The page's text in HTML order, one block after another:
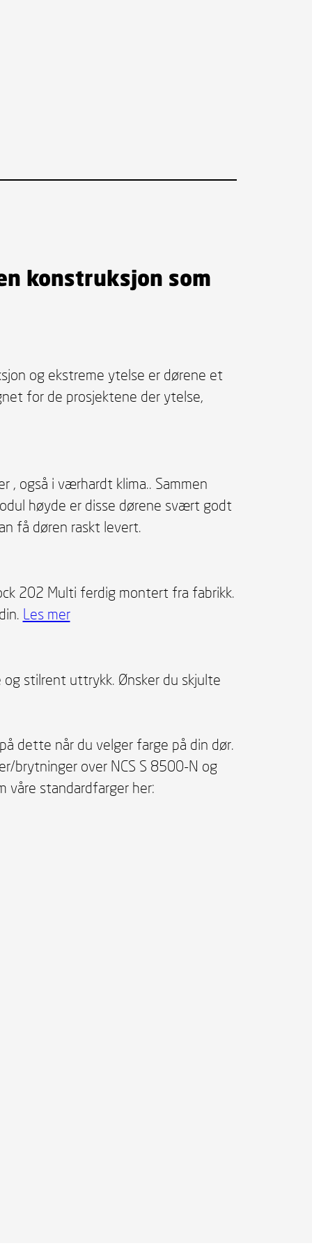
konstruksjon som
og ekstreme ytelse er dørene et
for de prosjektene der ytelse,
, også i værhardt klima.. Sammen
høyde er disse dørene svært godt
få døren raskt levert.
202 Multi ferdig montert fra fabrikk.
Les mer
stilrent uttrykk. Ønsker du skjulte
dette når du velger farge på din dør.
brytninger over NCS S 8500-N og
våre standardfarger her: